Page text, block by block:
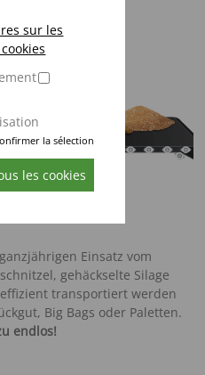
sur les
la sélection
les cookies
Einsatz vom
gehäckselte Silage
transportiert werden
Big Bags oder Paletten.
endlos!